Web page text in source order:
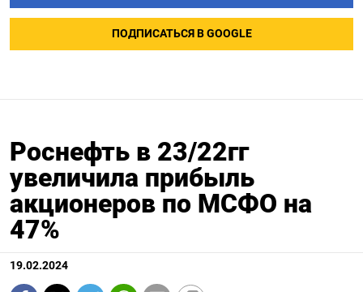
ПОДПИСАТЬСЯ В GOOGLE
Роснефть в 23/22гг
увеличила прибыль
акционеров по МСФО на
47%
19.02.2024